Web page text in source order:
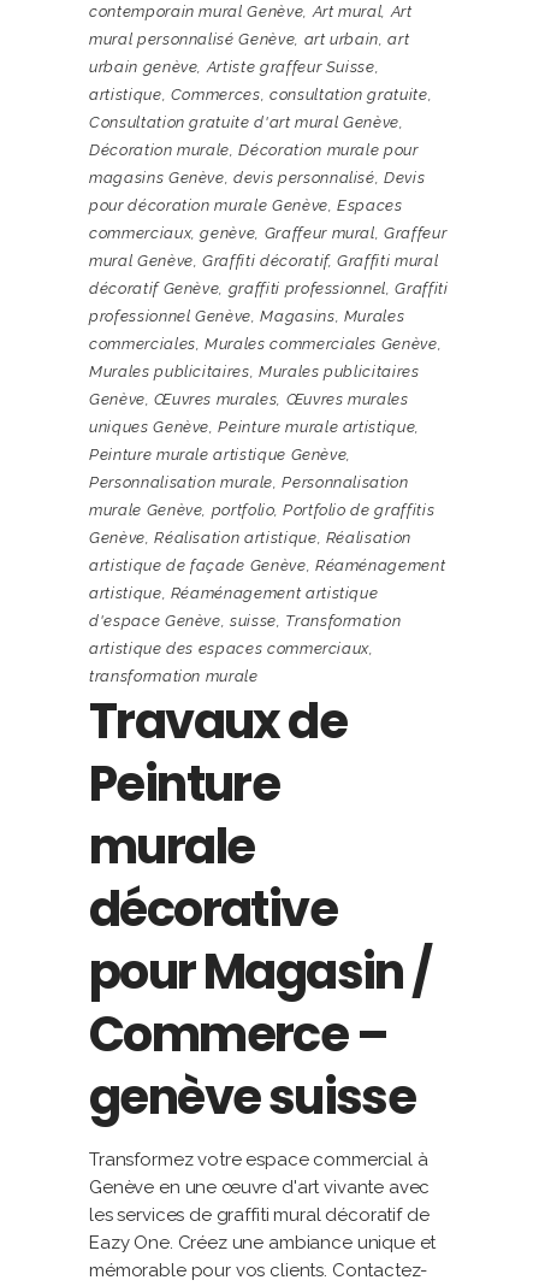
contemporain mural Genève,Art mural,Art
mural personnalisé Genève, art urbain,art
urbain genève,Artiste graffeur Suisse,
artistique, Commerces, consultation gratuite,
Consultation gratuite d'art mural Genève,
Décoration murale,Décoration murale pour
magasins Genève,devis personnalisé,Devis
pour décoration murale Genève,Espaces
commerciaux,genève, Graffeur mural,Graffeur
mural Genève,Graffiti décoratif,Graffiti mural
décoratif Genève, graffiti professionnel,Graffiti
professionnel Genève,Magasins, Murales
commerciales,Murales commerciales Genève,
Murales publicitaires, Murales publicitaires
Genève,Œuvres murales, Œuvres murales
uniques Genève,Peinture murale artistique,
Peinture murale artistique Genève,
Personnalisation murale,Personnalisation
murale Genève, portfolio, Portfolio de graffitis
Genève,Réalisation artistique, Réalisation
artistique de façade Genève, Réaménagement
artistique, Réaménagement artistique
d'espace Genève,suisse, Transformation
artistique des espaces commerciaux,
transformation murale
Travaux de
Peinture
murale
décorative
pour Magasin /
Commerce –
genève suisse
Transformez votre espace commercial à
Genève en une œuvre d'art vivante avec
les services de graffiti mural décoratif de
Eazy One. Créez une ambiance unique et
mémorable pour vos clients. Contactez-